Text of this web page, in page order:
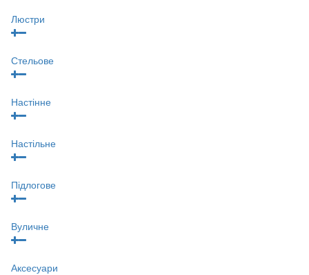
Люстри
Стельове
Настінне
Настільне
Підлогове
Вуличне
Аксесуари